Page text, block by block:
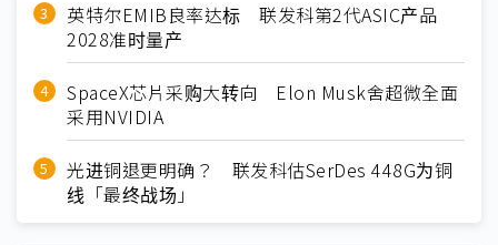
英特尔EMIB良率达标 联发科第2代ASIC产品
2028准时量产
SpaceX芯片采购大转向 Elon Musk舍超微全面
采用NVIDIA
光进铜退更明确？ 联发科估SerDes 448G为铜
线「最终战场」